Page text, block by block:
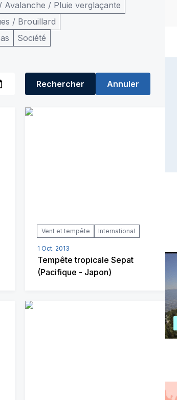
Avalanche / Pluie verglaçante
/ Brouillard
Société
Rechercher
Annuler
Vent et tempête International
1 Oct. 2013
Tempête tropicale Sepat
(Pacifique - Japon)